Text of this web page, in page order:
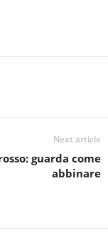
Next article
guarda come
abbinare